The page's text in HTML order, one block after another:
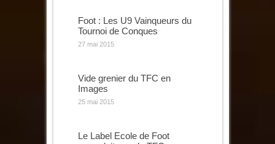
Foot : Les U9 Vainqueurs du
Tournoi de Conques
27 mai 2015
Vide grenier du TFC en
Images
25 mai 2015
Le Label Ecole de Foot